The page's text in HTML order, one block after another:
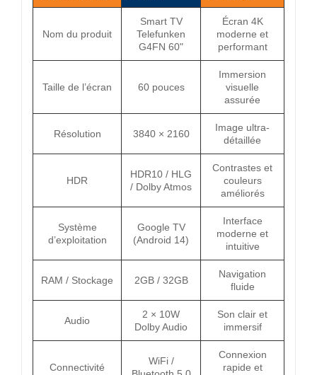
Nom du produit
Smart TV
Telefunken
G4FN 60"
Écran 4K
moderne et
performant
Taille de l’écran 60 pouces
Immersion
visuelle
assurée
Résolution 3840 × 2160
Image ultra-
détaillée
HDR
HDR10 / HLG
/ Dolby Atmos
Contrastes et
couleurs
améliorés
Système
d’exploitation
Google TV
(Android 14)
Interface
moderne et
intuitive
RAM / Stockage 2GB / 32GB
Navigation
fluide
Audio
2 × 10W
Dolby Audio
Son clair et
immersif
Connectivité
WiFi /
Connexion
rapide et